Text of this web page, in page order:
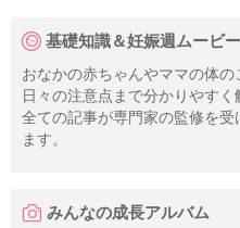
基礎知識＆妊娠週ムービー
おなかの赤ちゃんやママの体
日々の注意点まで分かりやすく
全ての記事が専門家の監修を
ます。
みんなの成長アルバム